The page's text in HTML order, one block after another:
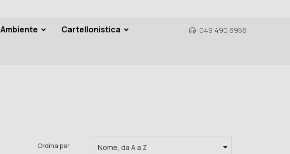
Ambiente Cartellonistica 049 490 6956
Ordina per: Nome, da A a Z 